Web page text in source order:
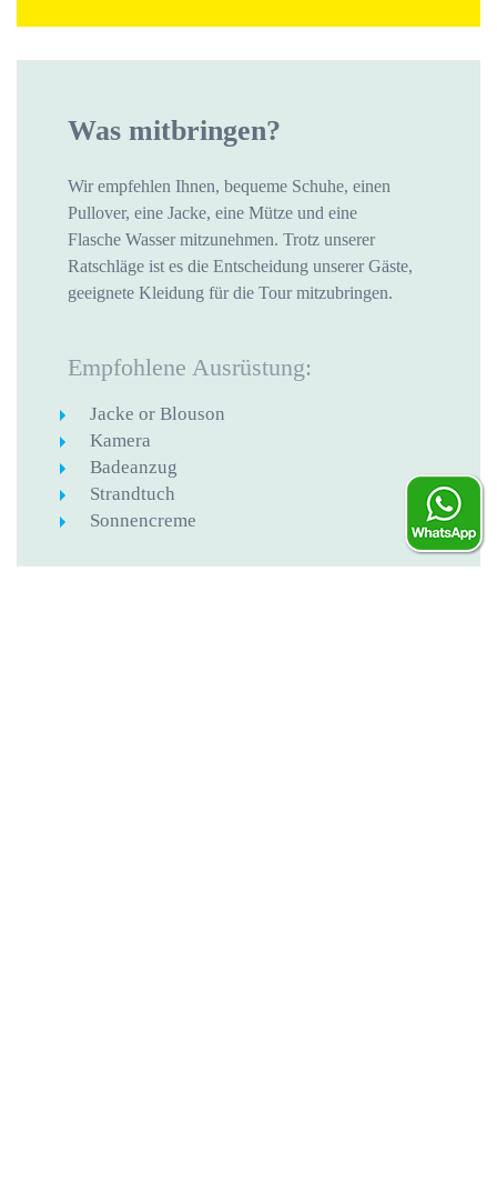
Was mitbringen?
Wir empfehlen Ihnen, bequeme Schuhe, einen
Pullover, eine Jacke, eine Mütze und eine
Flasche Wasser mitzunehmen. Trotz unserer
Ratschläge ist es die Entscheidung unserer Gäste,
geeignete Kleidung für die Tour mitzubringen.
Empfohlene Ausrüstung:
Jacke or Blouson
Kamera
Badeanzug
Strandtuch
Sonnencreme